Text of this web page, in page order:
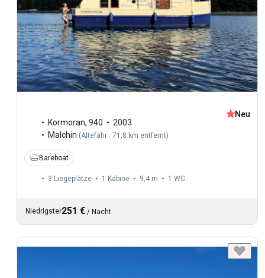
Kormoran, 940
2003
Malchin (Altefähr : 71,8 km entfernt)
Neu
Bareboat
3 Liegeplätze 1 Kabine 9,4 m 1 WC
Niedrigster251 € / Nacht